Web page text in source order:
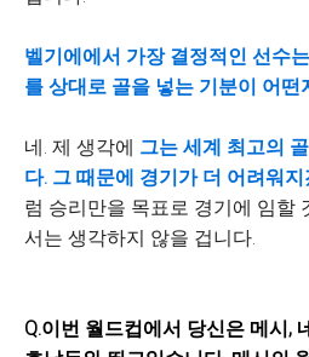
벨기에에서 가장 결정적인 선수
를 상대로 골을 넣는 기분이 어떤
네. 제 생각에 그는 세계 최고의
다. 그 때문에 경기가 더 어려워지
럼 승리만을 목표로 경기에 임할
서는 생각하지 않을 겁니다.
Q.​이번 월드컵에서 당신은 메시,